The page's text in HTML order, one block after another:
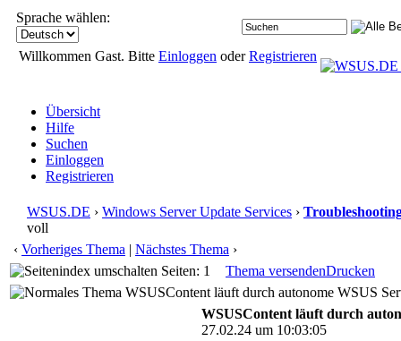
Sprache wählen:
Willkommen Gast. Bitte Einloggen oderRegistrieren
Übersicht
Hilfe
Suchen
Einloggen
Registrieren
WSUS.DE › Windows Server Update Services ›
voll
‹ Vorheriges Thema | Nächstes Thema ›
Seiten: 1
Thema versendenDrucken
WSUSContent läuft durch autonome WSUS
WSUSContent läuft durch
27.02.24 um 10:03:05